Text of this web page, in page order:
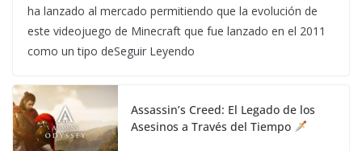
ha lanzado al mercado permitiendo que la evolución de
este videojuego de Minecraft que fue lanzado en el 2011
como un tipo deSeguir Leyendo
Assassin’s Creed: El Legado de los
Asesinos a Través del Tiempo